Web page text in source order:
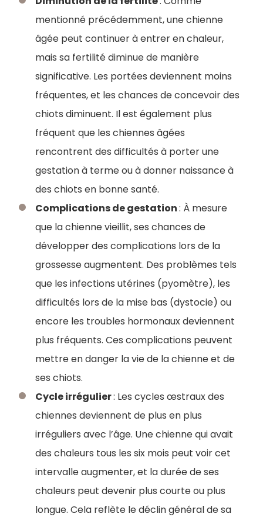
mentionné précédemment, une chienne
âgée peut continuer à entrer en chaleur,
mais sa fertilité diminue de manière
significative. Les portées deviennent moins
fréquentes, et les chances de concevoir des
chiots diminuent. Il est également plus
fréquent que les chiennes âgées
rencontrent des difficultés à porter une
gestation à terme ou à donner naissance à
des chiots en bonne santé.
Complications de gestation: À mesure
que la chienne vieillit, ses chances de
développer des complications lors de la
grossesse augmentent. Des problèmes tels
que les infections utérines (pyomètre), les
difficultés lors de la mise bas (dystocie) ou
encore les troubles hormonaux deviennent
plus fréquents. Ces complications peuvent
mettre en danger la vie de la chienne et de
ses chiots.
Cycle irrégulier: Les cycles œstraux des
chiennes deviennent de plus en plus
irréguliers avec l’âge. Une chienne qui avait
des chaleurs tous les six mois peut voir cet
intervalle augmenter, et la durée de ses
chaleurs peut devenir plus courte ou plus
longue. Cela reflète le déclin général de sa